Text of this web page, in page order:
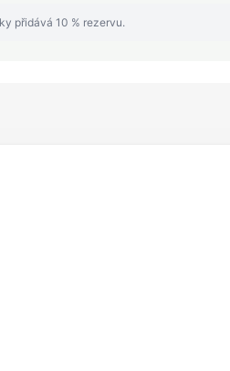
přidává 10 % rezervu.